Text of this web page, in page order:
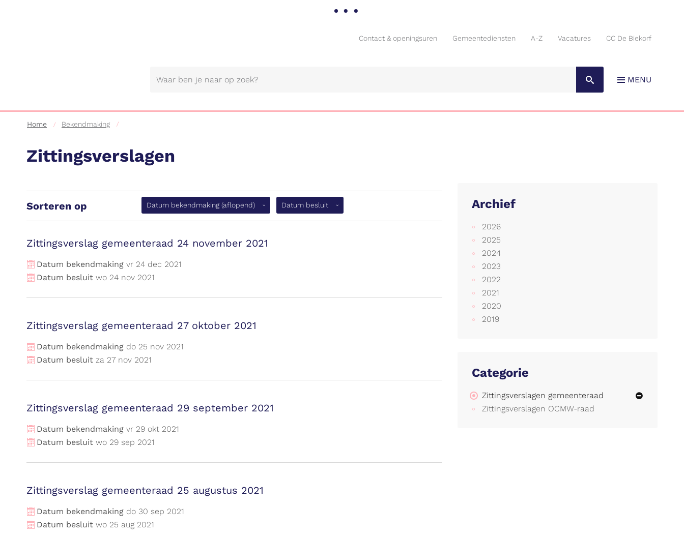
Naar
MENU
Contact & openingsuren Gemeentediensten A-Z Vacatures CC De Biekorf
Home Bekendmaking
Zittingsverslagen
Sorteren op Datum bekendmaking (aflopend) Datum besluit(aflopend)
Zittingsverslag gemeenteraad 24 november 2021
Datum bekendmaking vr 24 dec 2021
Datum besluit wo 24 nov 2021
Zittingsverslag gemeenteraad 27 oktober 2021
Datum bekendmaking do 25 nov 2021
Datum besluit za 27 nov 2021
Zittingsverslag gemeenteraad 29 september 2021
Datum bekendmaking vr 29 okt 2021
Datum besluit wo 29 sep 2021
Zittingsverslag gemeenteraad 25 augustus 2021
Datum bekendmaking do 30 sep 2021
Datum besluit wo 25 aug 2021
Archief
2026
2025
2024
2023
2022
2021
2020
2019
Categorie
Zittingsverslagen gemeenteraad
Zittingsverslagen OCMW-raad